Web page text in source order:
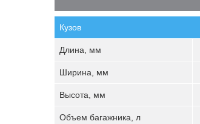
Кузов
Длина, мм
Ширина, мм
Высота, мм
Объем багажника, л